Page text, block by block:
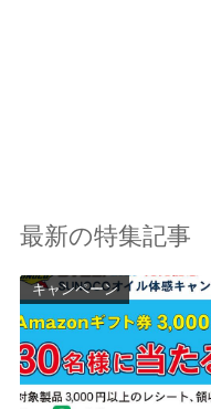
最新の特集記事
キャンペーン